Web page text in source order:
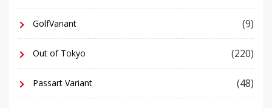
GolfVariant (9)
Out of Tokyo (220)
Passart Variant (48)